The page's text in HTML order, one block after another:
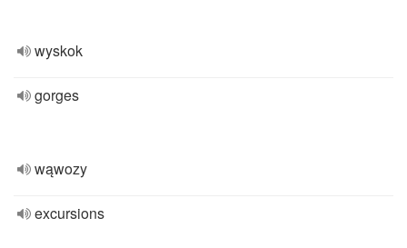
wyskok
gorges
wąwozy
excursions